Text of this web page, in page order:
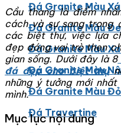
Đá Granite Màu
Đá Granite Màu
Đá Granite Màu
Đá Granite Màu
Đá Granite Màu Đỏ
Đá Travertine
Cầu thang là điểm
cách và sự sang trọng
các biệt thự, việc lựa
đẹp đóng vai trò then
gian sống. Dưới đây là 8
đá đẹp cho biệt thự
những ý tưởng mới
mình.
Mục lục nội dung